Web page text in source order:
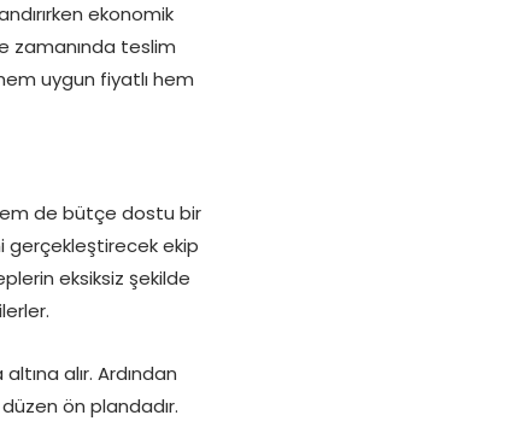
ekonomik
zamanında teslim
uygun fiyatlı hem
de bütçe dostu bir
gerçekleştirecek ekip
eksiksiz şekilde
alır. Ardından
ön plandadır.